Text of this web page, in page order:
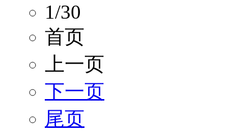
1/30
首页
上一页
下一页
尾页